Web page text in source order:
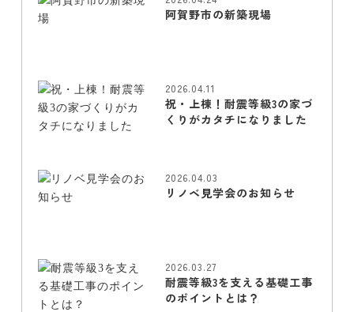
阿賀野市の新築現場
2026.04.11
祝・上棟！耐震等級3の家づ
くりがカタチになりました
2026.04.03
リノベ見学会のお知らせ
2026.03.27
耐震等級3を支える基礎工事
のポイントとは？